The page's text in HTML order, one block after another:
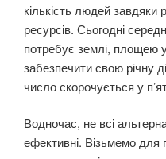
кількість людей
ресурсів. Сьогодні
потребує землі,
забезпечити свою річну
число скорочується у
Водночас, не всі
ефективні. Візьмемо